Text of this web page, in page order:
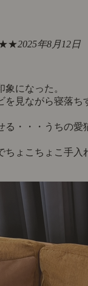
2025年8月12日
になった。
を見ながら寝落ち
る・・・うちの愛
ちょこちょこ手入